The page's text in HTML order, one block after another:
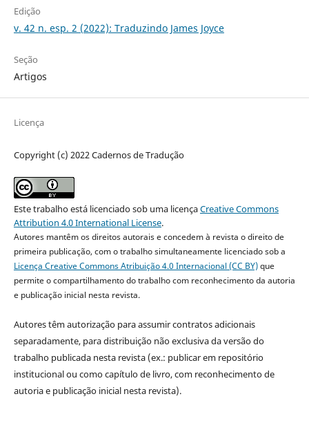
Edição
v. 42 n. esp. 2 (2022): Traduzindo James Joyce
Seção
Artigos
Licença
Copyright (c) 2022 Cadernos de Tradução
Este trabalho está licenciado sob uma licençaCreative Commons
Attribution 4.0 International License.
Autores mantêm os direitos autorais e concedem à revista o direito de
primeira publicação, com o trabalho simultaneamente licenciado sob a
Licença Creative Commons Atribuição 4.0 Internacional (CC BY)que
permite o compartilhamento do trabalho com reconhecimento da autoria
e publicação inicial nesta revista.
Autores têm autorização para assumir contratos adicionais
separadamente, para distribuição não exclusiva da versão do
trabalho publicada nesta revista (ex.: publicar em repositório
institucional ou como capítulo de livro, com reconhecimento de
autoria e publicação inicial nesta revista).